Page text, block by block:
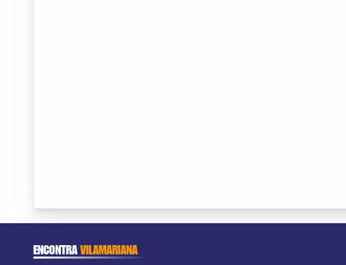
ENCONTRAVILAMARIANA